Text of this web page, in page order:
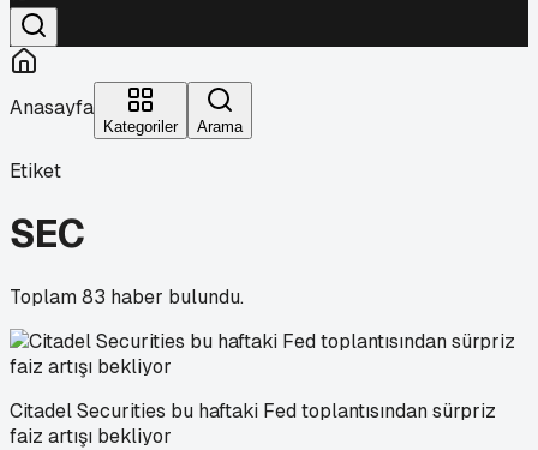
Anasayfa
Kategoriler Arama
Etiket
SEC
Toplam83 haber bulundu.
Citadel Securities bu haftaki Fed toplantısından sürpriz
faiz artışı bekliyor